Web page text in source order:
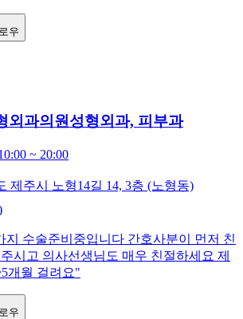
우
외과의원 성형외과, 피부과
~ 20:00
제주시 노형14길 14, 3층 (노형동)
지 수술준비중입니다 간호사분이 먼저 친
시고 의사선생님도 매우 친절하세요 제
개월 걸려요"
우